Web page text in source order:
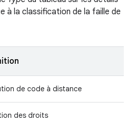
à la classification de la faille de
de code à distance
des droits